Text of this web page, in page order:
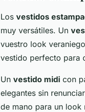
Los vestidos
muy versátiles. Un
vuestro look
vestido perfecto para
Un vestido midi con
elegantes sin
de mano para un look